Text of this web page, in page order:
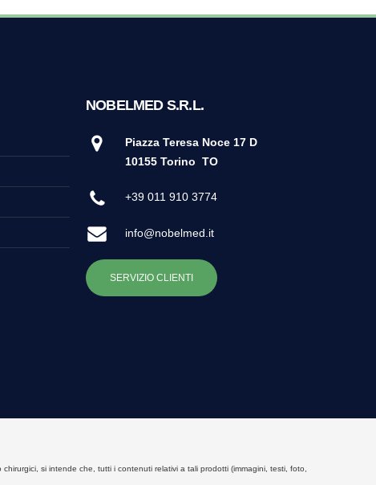
NOBELMED S.R.L.
Piazza Teresa Noce 17 D
10155 Torino TO
+39 011 910 3774
info@nobelmed.it
SERVIZIO CLIENTI
si intende che, tutti i contenuti relativi a tali prodotti (immagini, testi, foto,